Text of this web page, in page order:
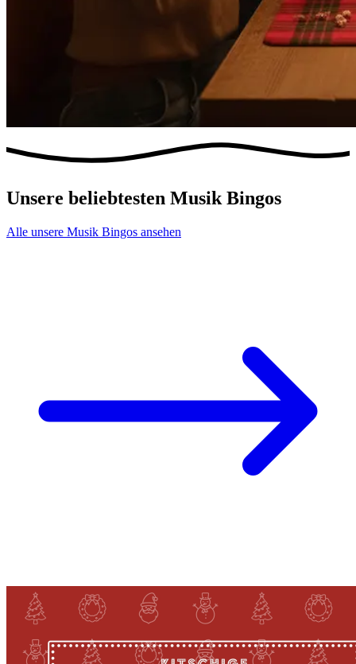
Unsere beliebtesten Musik Bingos
Alle unsere Musik Bingos ansehen